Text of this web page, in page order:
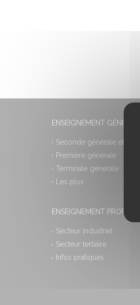
ENSEIGNEMENT GÉNÉRAL
Seconde générale et
Première générale
Terminale générale
Les plus
ENSEIGNEMENT
Secteur industriel
Secteur tertiaire
Infos pratiques